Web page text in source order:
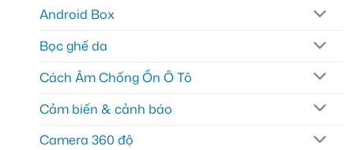
Android Box
Bọc ghế da
Cách Âm Chống Ồn Ô Tô
Cảm biến & cảnh báo
Camera 360 độ